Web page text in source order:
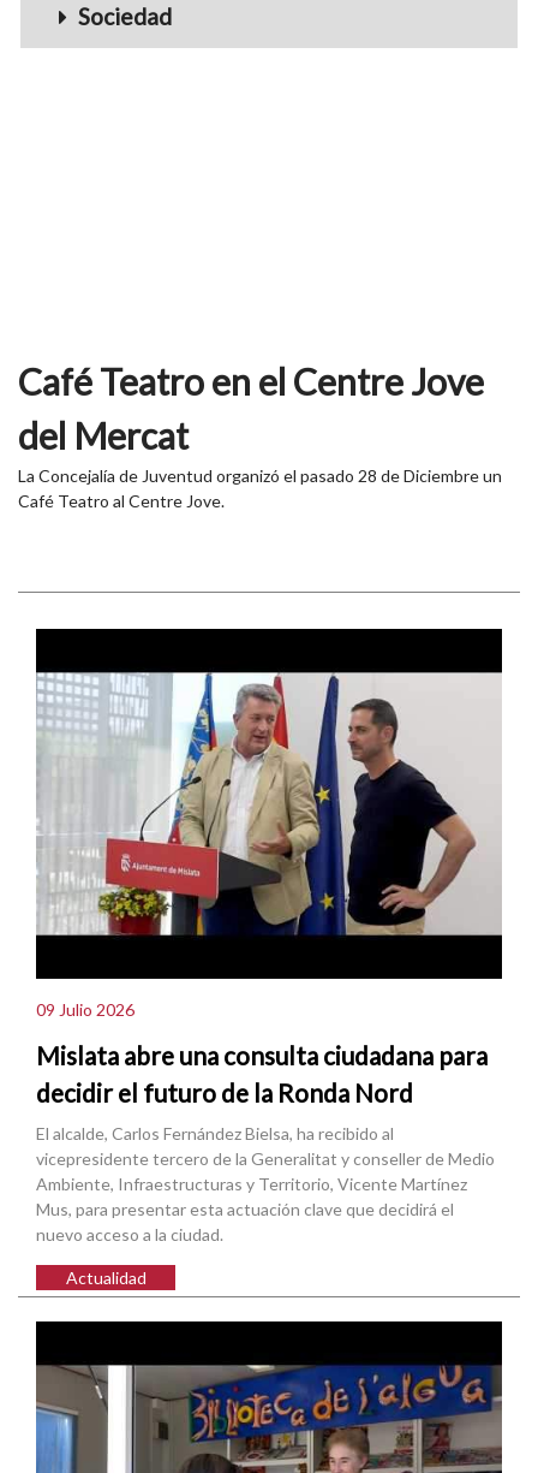
Sociedad
Café Teatro en el Centre Jove
del Mercat
La Concejalía de Juventud organizó el pasado 28 de Diciembre un
Café Teatro al Centre Jove.
09 Julio 2026
Mislata abre una consulta ciudadana para
decidir el futuro de la Ronda Nord
El alcalde, Carlos Fernández Bielsa, ha recibido al
vicepresidente tercero de la Generalitat y conseller de Medio
Ambiente, Infraestructuras y Territorio, Vicente Martínez
Mus, para presentar esta actuación clave que decidirá el
nuevo acceso a la ciudad.
Actualidad